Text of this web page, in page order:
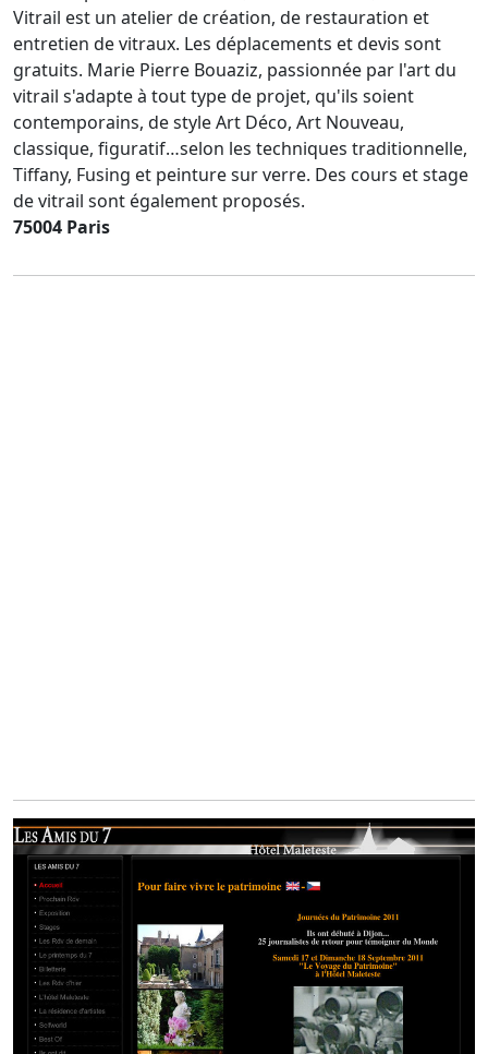
Vitrail est un atelier de création, de restauration et
entretien de vitraux. Les déplacements et devis sont
gratuits. Marie Pierre Bouaziz, passionnée par l'art du
vitrail s'adapte à tout type de projet, qu'ils soient
contemporains, de style Art Déco, Art Nouveau,
classique, figuratif…selon les techniques traditionnelle,
Tiffany, Fusing et peinture sur verre. Des cours et stage
de vitrail sont également proposés.
75004 Paris